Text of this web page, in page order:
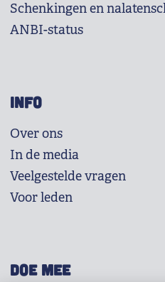
Schenkingen en
ANBI-status
INFO
Over ons
In de media
Veelgestelde vragen
Voor leden
DOE MEE